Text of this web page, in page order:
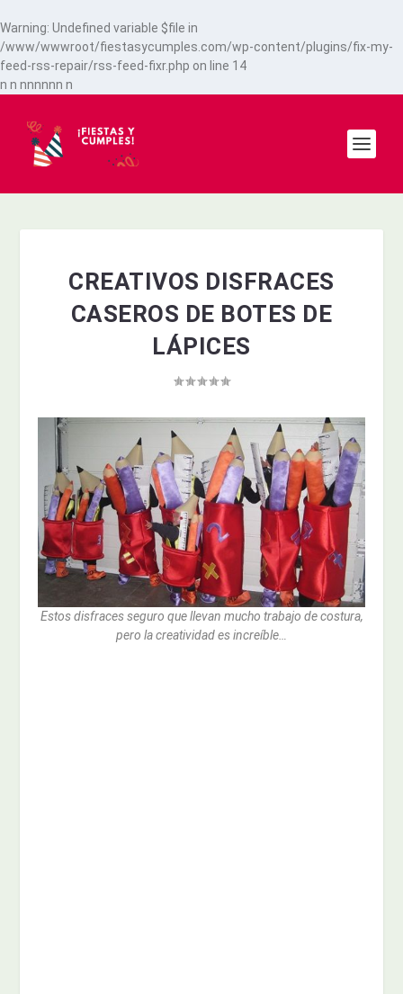
Warning: Undefined variable $file in
/www/wwwroot/fiestasycumples.com/wp-content/plugins/fix-my-
feed-rss-repair/rss-feed-fixr.php on line 14
n n nnnnnn n
CREATIVOS DISFRACES
CASEROS DE BOTES DE
LÁPICES
Estos disfraces seguro que llevan mucho trabajo de costura,
pero la creatividad es increíble…